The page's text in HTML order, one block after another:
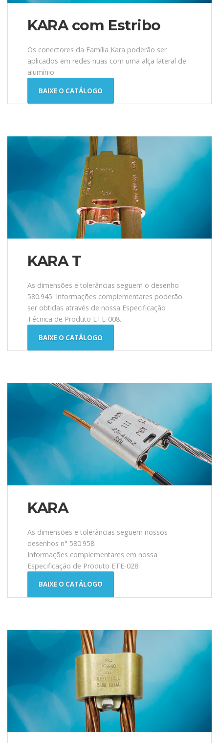
KARA com Estribo
Os conectores da Família Kara poderão ser
aplicados em redes nuas com uma alça lateral de
alumínio.
BAIXE O CATÁLOGO
KARA T
As dimensões e tolerâncias seguem o desenho
580.945. Informações complementares poderão
ser obtidas através de nossa Especificação
Técnica de Produto ETE-008.
BAIXE O CATÁLOGO
KARA
As dimensões e tolerâncias seguem nossos
desenhos n° 580.958.
Informações complementares em nossa
Especificação de Produto ETE-028.
BAIXE O CATÁLOGO